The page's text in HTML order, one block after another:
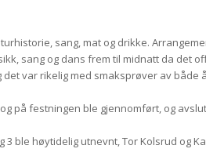
sang, mat og drikke.
sang og dans frem til midnatt da det
var rikelig med smaksprøver av både
på festningen ble gjennomført, og
ble høytidelig utnevnt, Tor Kolsrud og